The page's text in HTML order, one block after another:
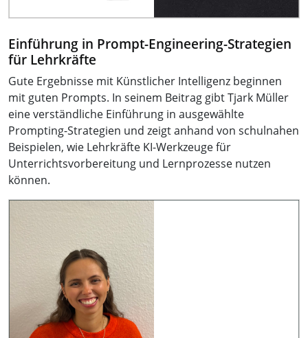
Einführung in Prompt-Engineering-Strategien
für Lehrkräfte
Gute Ergebnisse mit Künstlicher Intelligenz beginnen
mit guten Prompts. In seinem Beitrag gibt Tjark Müller
eine verständliche Einführung in ausgewählte
Prompting-Strategien und zeigt anhand von schulnahen
Beispielen, wie Lehrkräfte KI-Werkzeuge für
Unterrichtsvorbereitung und Lernprozesse nutzen
können.